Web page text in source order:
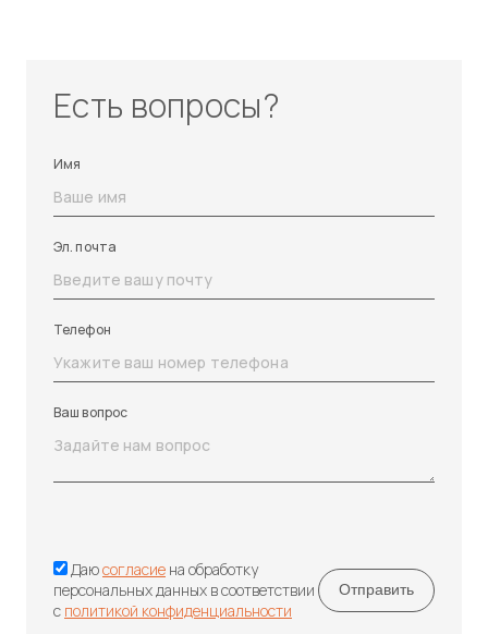
Есть вопросы?
Имя
Эл. почта
Телефон
Ваш вопрос
Даюсогласие на обработку
персональных данных в соответствии
с политикой конфиденциальности